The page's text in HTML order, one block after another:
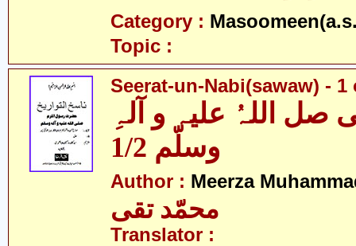
Category :
Topic :
Seerat-un-Nabi(sawaw) - 1
صل اللہُ علیہ و آلہِ
وسلّم 1/2
Author : Meerza
محمّد تقی
Translator :